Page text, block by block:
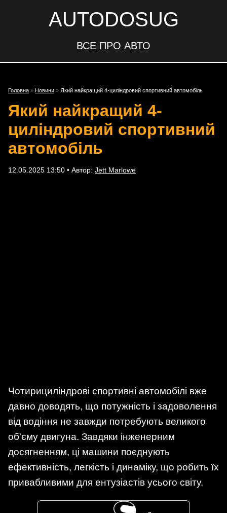
AUTODOSUG
ВСЕ ПРО АВТО
Головна » Новини » Який найкращий 4-циліндровий спортивний автомобіль
Який найкращий 4-
циліндровий спортивний
автомобіль
12.05.2025 13:50 • Автор: Jett Marlowe
Чотирициліндрові спортивні автомобілі вже
давно доводять, що потужність і задоволення
від водіння не завжди потребують великого
об'єму двигуна. Завдяки інженерним
досягненням, ці машини поєднують
ефективність, легкість і динаміку, що робить їх
привабливими для ентузіастів усього світу.